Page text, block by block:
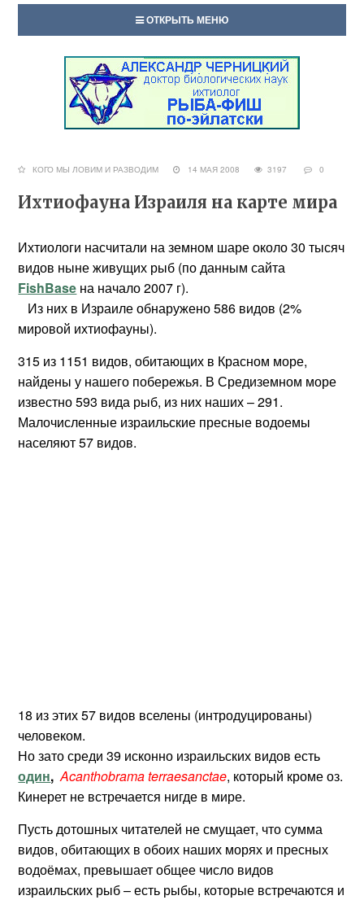
ОТКРЫТЬ МЕНЮ
КОГО МЫ ЛОВИМ И РАЗВОДИМ 14 МАЯ 2008 3197 0
Ихтиофауна Израиля на карте мира
Ихтиологи насчитали на земном шаре около 30 тысяч
видов ныне живущих рыб (по данным сайта
FishBase на начало 2007 г).
Из них в Израиле обнаружено 586 видов (2%
мировой ихтиофауны).
315 из 1151 видов, обитающих в Красном море,
найдены у нашего побережья. В Средиземном море
известно 593 вида рыб, из них наших – 291.
Малочисленные израильские пресные водоемы
населяют 57 видов.
18 из этих 57 видов вселены (интродуцированы)
человеком.
Но зато среди 39 исконно израильских видов есть
один, Acanthobrama terraesanctae, который кроме оз.
Кинерет не встречается нигде в мире.
Пусть дотошных читателей не смущает, что сумма
видов, обитающих в обоих наших морях и пресных
водоёмах, превышает общее число видов
израильских рыб – есть рыбы, которые встречаются и